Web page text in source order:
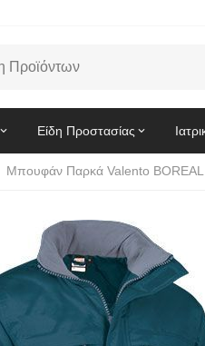
Είδη Προστασίας
Μπουφάν Παρκά Valento BOREAL